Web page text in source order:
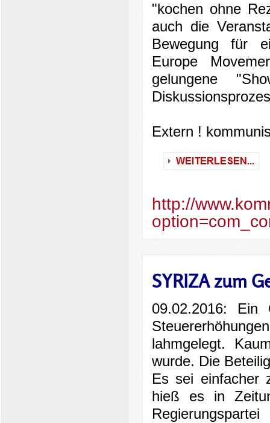
"kochen ohne
auch die
Bewegung für
Europe
gelungene
Extern !
http://
SYRIZA zum
09.02.2016: Ein
lahmgelegt.
wurde. Die
Es sei einfacher
hieß es in